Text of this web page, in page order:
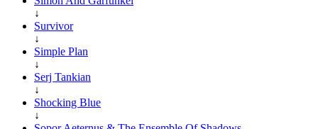
↓
Survivor
↓
Simple Plan
↓
Serj Tankian
↓
Shocking Blue
↓